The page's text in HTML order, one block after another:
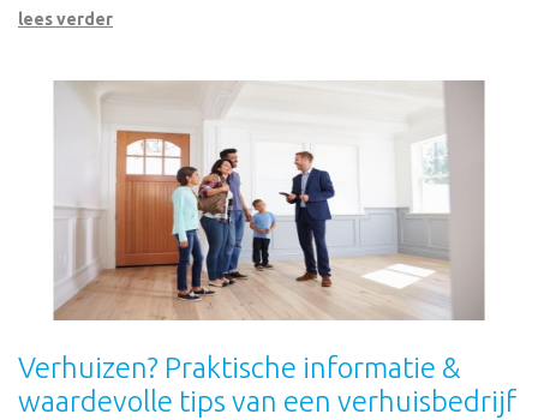
lees verder
Verhuizen? Praktische informatie &
waardevolle tips van een verhuisbedrijf